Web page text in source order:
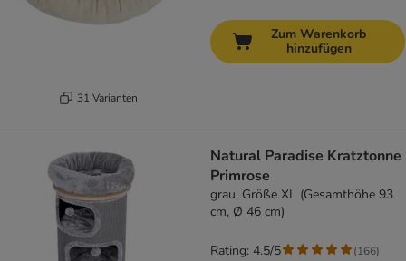
31 Varianten
Zum Warenkorb
hinzufügen
Natural Paradise Kratztonne
Primrose
grau, Größe XL (Gesamthöhe 93
cm, Ø 46 cm)
Rating: 4.5/5 (166)